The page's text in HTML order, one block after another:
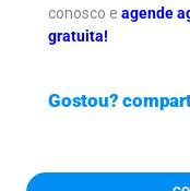
conosco e agende
gratuita!
Gostou?